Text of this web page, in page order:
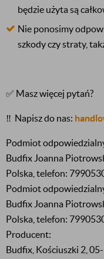
będzie użyta są
Nie ponosimy
szkody czy straty,
✅ Masz więcej pytań?
‼️ Napisz do nas:
Podmiot
Budfix Joanna
Polska, telefon:
Podmiot
Budfix Joanna
Polska, telefon:
Producent:
Budfix, Kościuszki 2,